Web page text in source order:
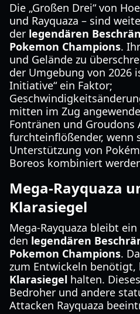
Die „Großen Drei“ von
und Rayquaza – sind
der legendären
Pokemon Champions.
und Gelände zu
der Umgebung von 2026
Initiative“ ein Faktor;
mitten im Zug
Fontränen und
furchteinflößender, wenn
Unterstützung von
Boreos kombiniert
Mega-Rayquaza
Klarasiegel
Mega-Rayquaza bleibt
den legendären
Pokemon Champions.
zum Entwickeln benötigt,
Klarasiegel halten.
Bedroher und andere
Attacken Rayquaza